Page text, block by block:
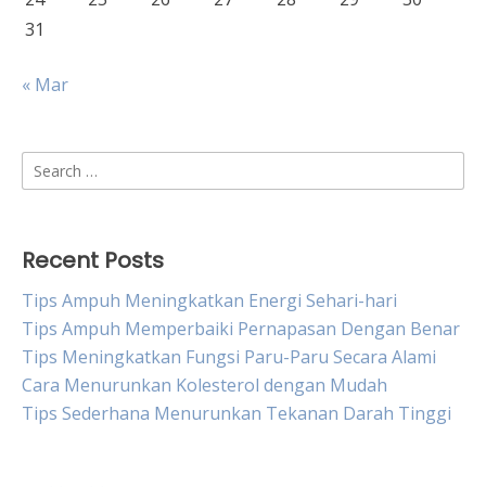
31
« Mar
Search
for:
Recent Posts
Tips Ampuh Meningkatkan Energi Sehari-hari
Tips Ampuh Memperbaiki Pernapasan Dengan Benar
Tips Meningkatkan Fungsi Paru-Paru Secara Alami
Cara Menurunkan Kolesterol dengan Mudah
Tips Sederhana Menurunkan Tekanan Darah Tinggi